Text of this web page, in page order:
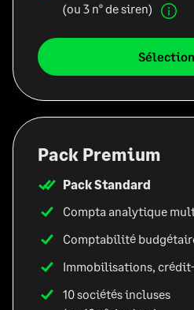
(ou 3 n° de siren)
Pack Premium
Pack Standard
Compta analytique
Comptabilité
Immobilisations,
10 sociétés incluses